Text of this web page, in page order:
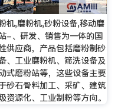
机,磨粉机,砂粉设备,移动磨
-、研发、销售为一体的国
供应商，产品包括磨粉制砂
、工业磨粉机、筛洗设备及
式磨粉站等，这些设备主要
砂石骨料加工、采矿、建筑
资源化、工业制粉等方向。